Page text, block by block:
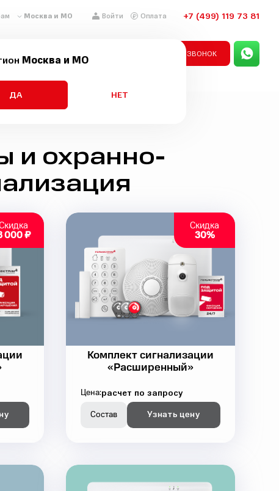
Москва и МО
ДА НЕТ
Москва и МО Войти Оплата +7 (499) 119 73 81
ЗАКАЗАТЬ ЗВОНОК
и охранно-
000 ₽
Скидка
30%
Комплект сигнализации
«Расширенный»
Цена:расчет по запросу
Состав Узнать цену